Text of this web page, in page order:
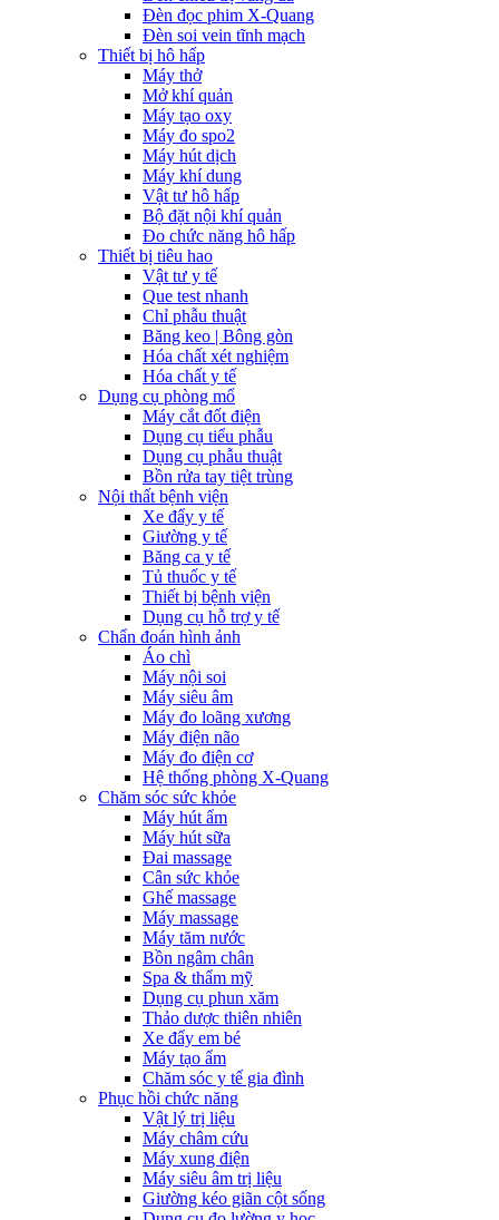
Đèn đọc phim X-Quang
Đèn soi vein tĩnh mạch
Thiết bị hô hấp
Máy thở
Mở khí quản
Máy tạo oxy
Máy đo spo2
Máy hút dịch
Máy khí dung
Vật tư hô hấp
Bộ đặt nội khí quản
Đo chức năng hô hấp
Thiết bị tiêu hao
Vật tư y tế
Que test nhanh
Chỉ phẫu thuật
Băng keo | Bông gòn
Hóa chất xét nghiệm
Hóa chất y tế
Dụng cụ phòng mổ
Máy cắt đốt điện
Dụng cụ tiểu phẫu
Dụng cụ phẫu thuật
Bồn rửa tay tiệt trùng
Nội thất bệnh viện
Xe đẩy y tế
Giường y tế
Băng ca y tế
Tủ thuốc y tế
Thiết bị bệnh viện
Dụng cụ hỗ trợ y tế
Chẩn đoán hình ảnh
Áo chì
Máy nội soi
Máy siêu âm
Máy đo loãng xương
Máy điện não
Máy đo điện cơ
Hệ thống phòng X-Quang
Chăm sóc sức khỏe
Máy hút ẩm
Máy hút sữa
Đai massage
Cân sức khỏe
Ghế massage
Máy massage
Máy tăm nước
Bồn ngâm chân
Spa & thẩm mỹ
Dụng cụ phun xăm
Thảo dược thiên nhiên
Xe đẩy em bé
Máy tạo ẩm
Chăm sóc y tế gia đình
Phục hồi chức năng
Vật lý trị liệu
Máy châm cứu
Máy xung điện
Máy siêu âm trị liệu
Giường kéo giãn cột sống